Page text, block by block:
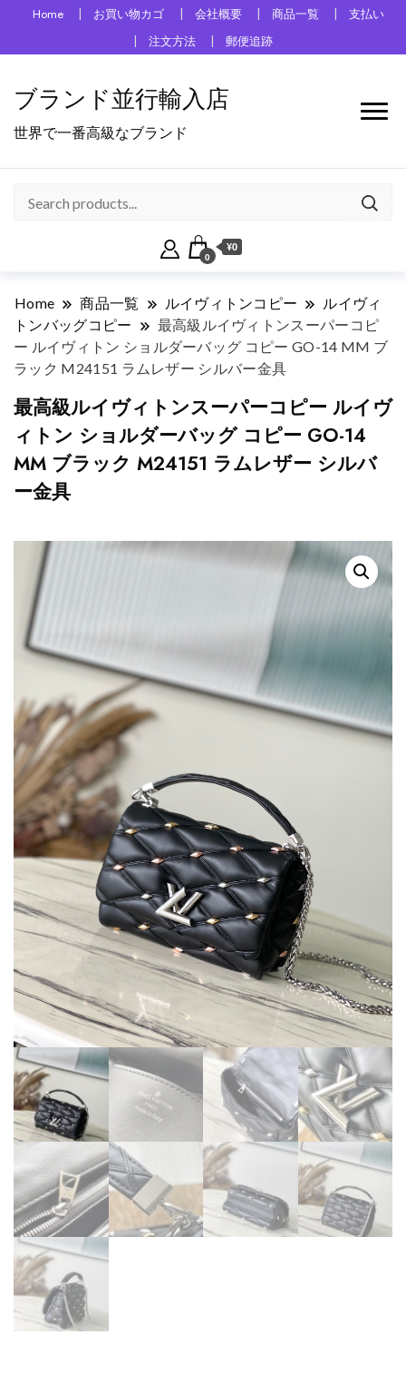
Home お買い物カゴ 会社概要 商品一覧
支払い
注文方法
郵便追跡
ブランド並行輸入店
世界で一番高級なブランド
0
¥0
Home 商品一覧 ルイヴィトンコピー
ルイヴィ
トンバッグコピー
最高級ルイヴィトンスーパーコピ
ー ルイヴィトン ショルダーバッグ コピー GO-14 MM ブ
ラック M24151 ラムレザー シルバー金具
最高級ルイヴィトンスーパーコピー ルイヴ
ィトン ショルダーバッグ コピー GO-14
MM ブラック M24151 ラムレザー シルバ
ー金具